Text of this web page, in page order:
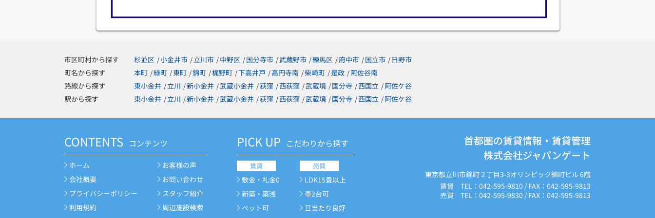
市区町村から探す 杉並区 /小金井市 /立川市 /中野区 /国分寺市 /武蔵野市 /練馬区 /府中市 /国立市 / 日野市
町名から探す
本町 /緑町 /東町 /錦町 /梶野町 /下高井戸 /高円寺南 /柴崎町 /是政 /阿佐谷南
路線から探す
東小金井 /立川 /新小金井 /武蔵小金井 /荻窪 /西荻窪 /武蔵境 /国分寺 /西国立 /阿佐ケ谷
駅から探す
東小金井 /立川 /新小金井 /武蔵小金井 /荻窪 /西荻窪 /武蔵境 /国分寺 /西国立 /阿佐ケ谷
CONTENTS コンテンツ
ホーム
会社概要
プライバシーポリシー
利用規約
お客様の声
お問い合わせ
スタッフ紹介
周辺施設検索
PICK UP こだわりから探す
賃貸
敷金・礼金0
新築・築浅
ペット可
売買
LDK15畳以上
車2台可
日当たり良好
首都圏の賃貸情報・賃貸管理
株式会社ジャパンゲート
東京都立川市錦町２丁目3-3オリンピック錦町ビル 6階
賃貸 TEL：042-595-9810 / FAX：042-595-9813
売買 TEL：042-595-9830 / FAX：042-595-9813